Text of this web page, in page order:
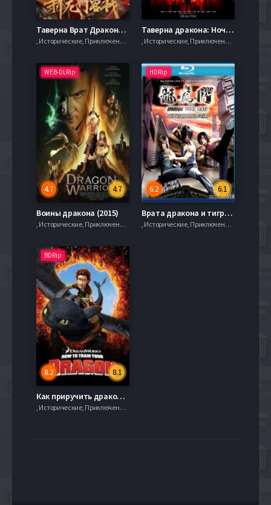
Таверна Врат Дракона (2024)
, Исторические, Приключения, serial.mob
Таверна дракона: Ночь богов (2021)
, Исторические, Приключения, serial.mob
WEB-DLRip
4.7
4.7
Воины дракона (2015)
, Исторические, Приключения, serial.mob
HDRip
6.1
6.2
Врата дракона и тигра (2006)
, Исторические, Приключения, serial.mob
BDRip
8.1
8.2
Как приручить дракона (2010)
, Исторические, Приключения, serial.mob